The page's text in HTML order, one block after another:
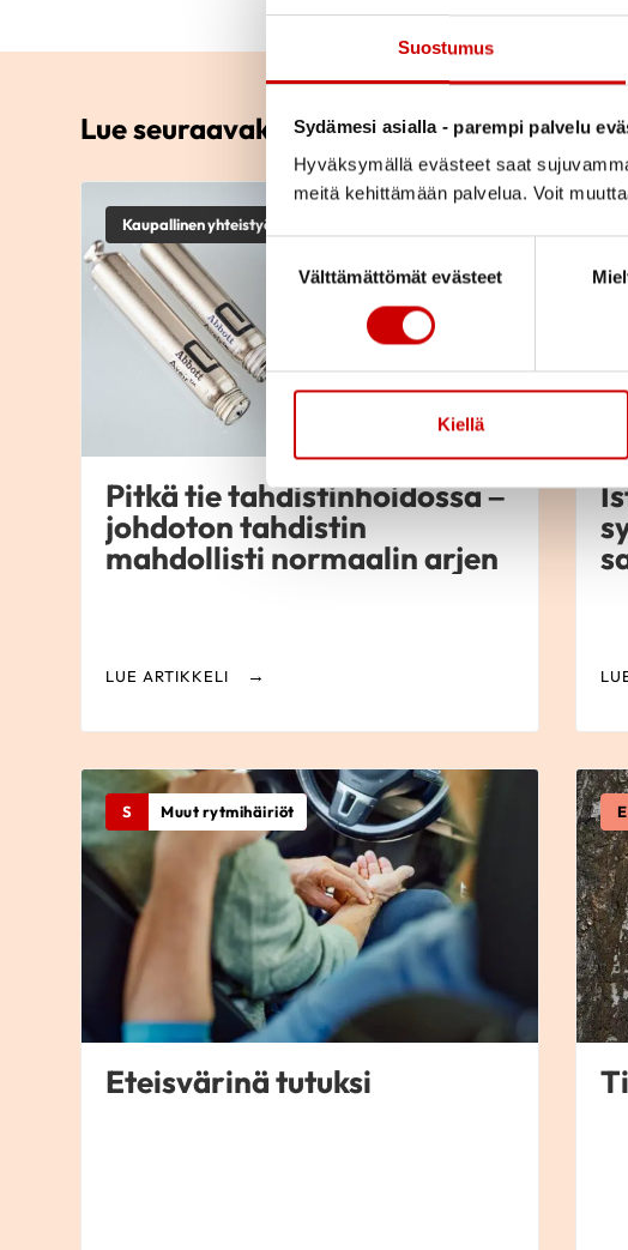
Suostumus
Sydämesi asialla - parempi palvelu
Hyväksymällä evästeet saat
meitä kehittämään palvelua. Voit
Suostumuksen valinta
Välttämättömät evästeet
Kiellä
Lue seuraavaksi
Kaupallinen yhteistyö
Pitkä tie tahdistinhoidossa –
johdoton tahdistin
mahdollisti normaalin arjen
LUE ARTIKKELI
S Muut rytmihäiriöt
Eteisvärinä tutuksi
E